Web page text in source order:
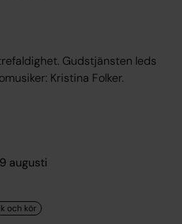
leds
Kristina Folker.
augusti